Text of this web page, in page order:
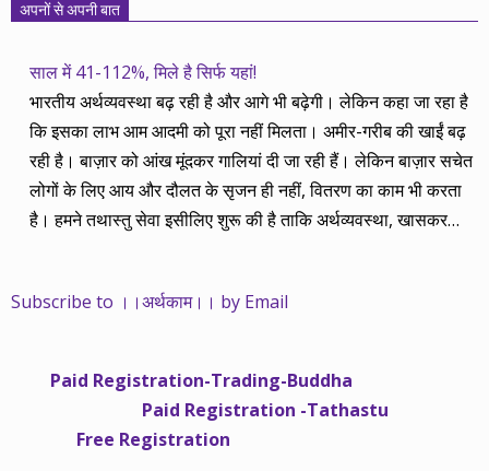
अपनों से अपनी बात
साल में 41-112%, मिले है सिर्फ यहां!
भारतीय अर्थव्यवस्था बढ़ रही है और आगे भी बढ़ेगी। लेकिन कहा जा रहा है
कि इसका लाभ आम आदमी को पूरा नहीं मिलता। अमीर-गरीब की खाईं बढ़
रही है। बाज़ार को आंख मूंदकर गालियां दी जा रही हैं। लेकिन बाज़ार सचेत
लोगों के लिए आय और दौलत के सृजन ही नहीं, वितरण का काम भी करता
है। हमने तथास्तु सेवा इसीलिए शुरू की है ताकि अर्थव्यवस्था, खासकर
महंगाई की दर 10 प्रतिशत से ऊपर रहती है। वे भागकर जाते हैं सोने और
नहीं आती। खुद उनके कितने काम आएगी, यह भी पक्का नहीं। जो पिछले
साढ़े चार सालों से अर्थकाम से जुड़े हैं, वे हमारी ईमानदारी और सत्यनिष्ठा से
भलीभांति वाकिफ हैं। शुरू में हम भी कच्चे थे तो बाज़ार के उस्तादों के जाल
में फंस गए। गलतियां कीं। लेकिन जैसे ही समझ में आया, खटाक से उनसे
Subscribe to ।।अर्थकाम।। by Email
Paid Registration-Trading-Buddha
Paid Registration -Tathastu
Free Registration